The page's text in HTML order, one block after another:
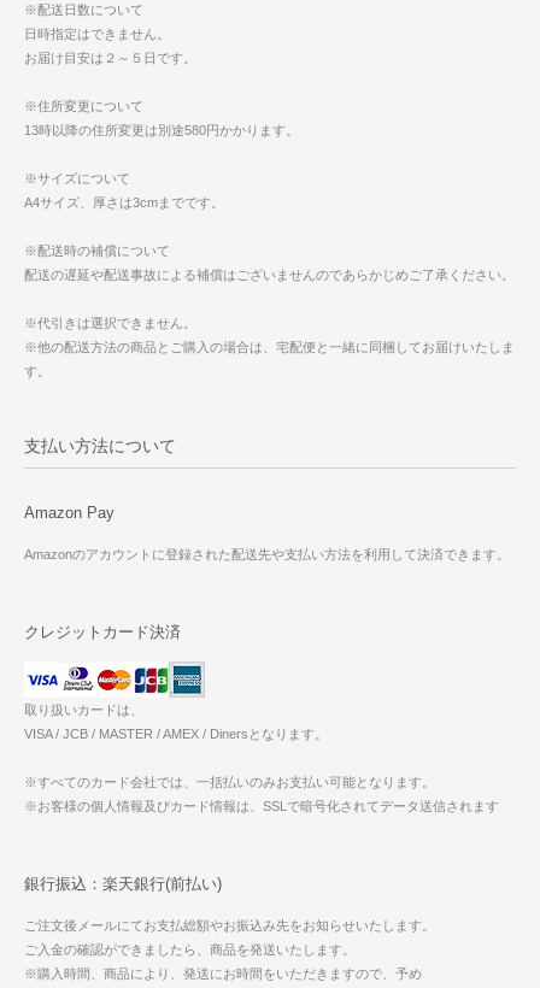
※配送日数について
日時指定はできません。
お届け目安は２～５日です。
※住所変更について
13時以降の住所変更は別途580円かかります。
※サイズについて
A4サイズ、厚さは3cmまでです。
※配送時の補償について
配送の遅延や配送事故による補償はございませんのであらかじめご了承ください。
※代引きは選択できません。
※他の配送方法の商品とご購入の場合は、宅配便と一緒に同梱してお届けいたしま
す。
支払い方法について
Amazon Pay
Amazonのアカウントに登録された配送先や支払い方法を利用して決済できます。
クレジットカード決済
取り扱いカードは、
VISA / JCB / MASTER / AMEX / Dinersとなります。
※すべてのカード会社では、一括払いのみお支払い可能となります。
※お客様の個人情報及びカード情報は、SSLで暗号化されてデータ送信されます
銀行振込：楽天銀行(前払い)
ご注文後メールにてお支払総額やお振込み先をお知らせいたします。
ご入金の確認ができましたら、商品を発送いたします。
※購入時間、商品により、発送にお時間をいただきますので、予め